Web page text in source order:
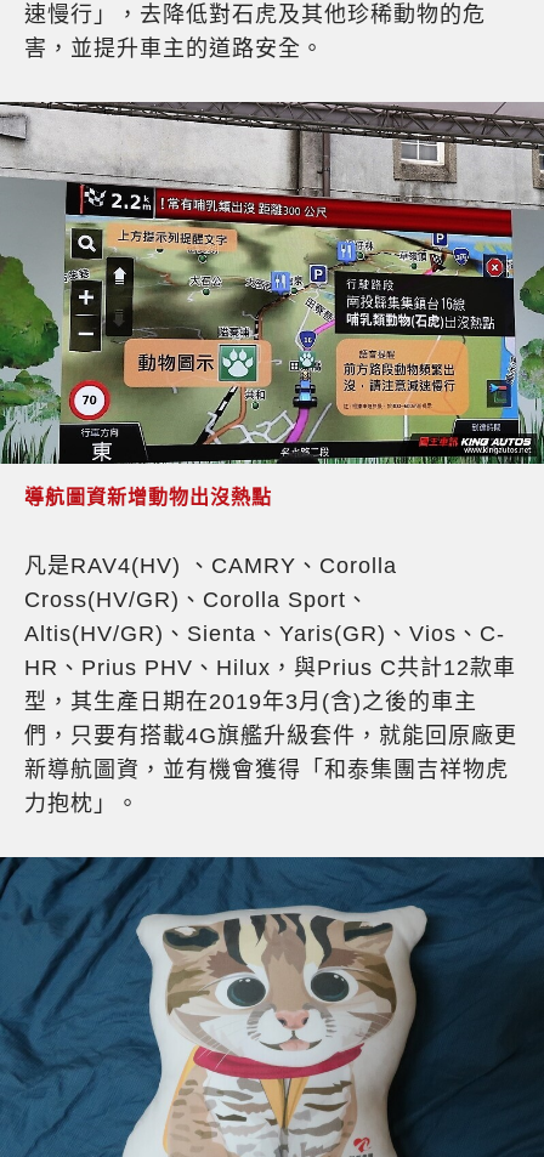
速慢行」，去降低對石虎及其他珍稀動物的危
害，並提升車主的道路安全。
導航圖資新增動物出沒熱點
凡是RAV4(HV) 、CAMRY、Corolla
Cross(HV/GR)、Corolla Sport、
Altis(HV/GR)、Sienta、Yaris(GR)、Vios、C-
HR、Prius PHV、Hilux，與Prius C共計12款車
型，其生產日期在2019年3月(含)之後的車主
們，只要有搭載4G旗艦升級套件，就能回原廠更
新導航圖資，並有機會獲得「和泰集團吉祥物虎
力抱枕」。